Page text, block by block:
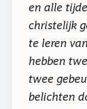
en alle
christelijk
te leren
hebben
twee
belichten